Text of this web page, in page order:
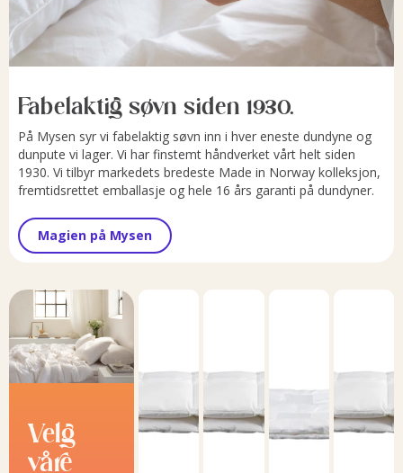
Fabelaktig søvn siden 1930.
På Mysen syr vi fabelaktig søvn inn i hver eneste dundyne og
dunpute vi lager. Vi har finstemt håndverket vårt helt siden
1930. Vi tilbyr markedets bredeste Made in Norway kolleksjon,
fremtidsrettet emballasje og hele 16 års garanti på dundyner.
Magien på Mysen
Velg
våre